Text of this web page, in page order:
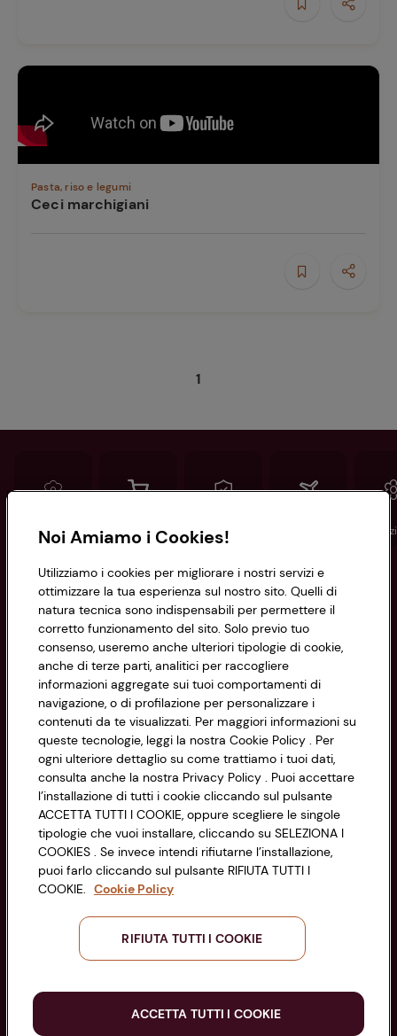
Pasta, riso e legumi
Ceci marchigiani
1
Conad Spesa online Assicurazioni
Informazioni
Privacy Policy
Cookie Policy
Impostazioni Cookie
Accessibilità
CONAD SOCIETÀ COOPERATIVA
Via Michelino, 59 | 40127 BOLOGNA
Codice Fiscale e Registro Imprese
di Bologna 00865960157
PARTITA IVA 03320960374
Servizio clienti
Seguici sui Social:
Noi Amiamo i Cookies!
Utilizziamo i cookies per migliorare i nostri servizi e
ottimizzare la tua esperienza sul nostro sito. Quelli di
natura tecnica sono indispensabili per permettere il
corretto funzionamento del sito. Solo previo tuo
consenso, useremo anche ulteriori tipologie di cookie,
anche di terze parti, analitici per raccogliere
informazioni aggregate sui tuoi comportamenti di
navigazione, o di profilazione per personalizzare i
contenuti da te visualizzati. Per maggiori informazioni su
queste tecnologie, leggi la nostra Cookie Policy . Per
ogni ulteriore dettaglio su come trattiamo i tuoi dati,
consulta anche la nostra Privacy Policy . Puoi accettare
l’installazione di tutti i cookie cliccando sul pulsante
ACCETTA TUTTI I COOKIE, oppure scegliere le singole
tipologie che vuoi installare, cliccando su SELEZIONA I
COOKIES . Se invece intendi rifiutarne l’installazione,
puoi farlo cliccando sul pulsante RIFIUTA TUTTI I
COOKIE. Cookie Policy
RIFIUTA TUTTI I COOKIE
ACCETTA TUTTI I COOKIE